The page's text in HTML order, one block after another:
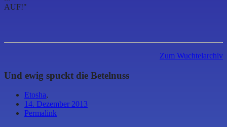
AUF!"
Zum Wuchtelarchiv
Und ewig spuckt die Betelnuss
Etosha,
14. Dezember 2013
Permalink